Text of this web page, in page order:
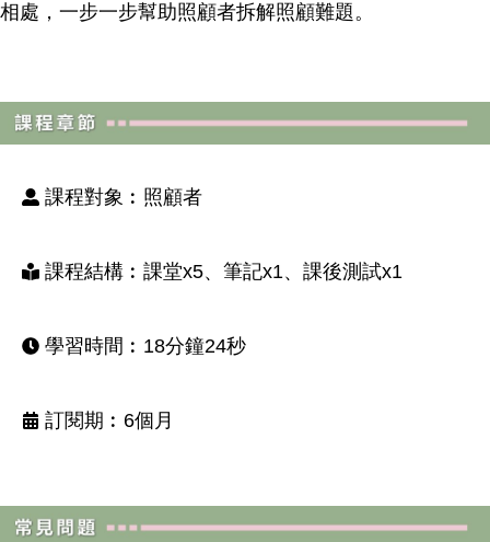
相處，一步一步幫助照顧者拆解照顧難題。
課程對象︰照顧者
課程結構︰課堂x5、筆記x1、課後測試x1
學習時間︰18分鐘24秒
訂閱期︰6個月